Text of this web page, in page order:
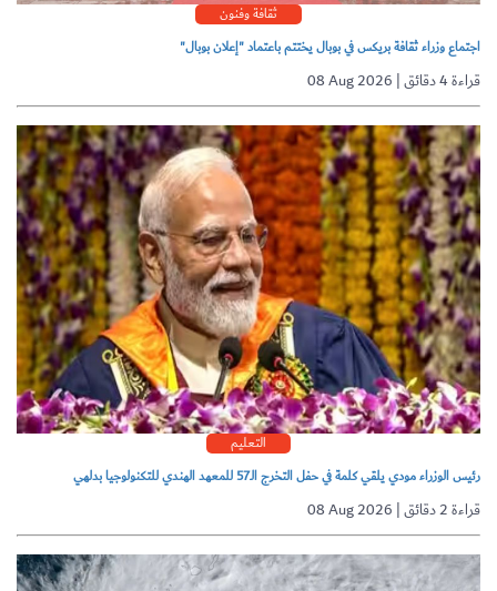
ثقافة وفنون
اجتماع وزراء ثقافة بريكس في بوبال يختتم باعتماد "إعلان بوبال"
08 Aug 2026 | قراءة 4 دقائق
التعليم
رئيس الوزراء مودي يلقي كلمة في حفل التخرج الـ57 للمعهد الهندي للتكنولوجيا بدلهي
08 Aug 2026 | قراءة 2 دقائق